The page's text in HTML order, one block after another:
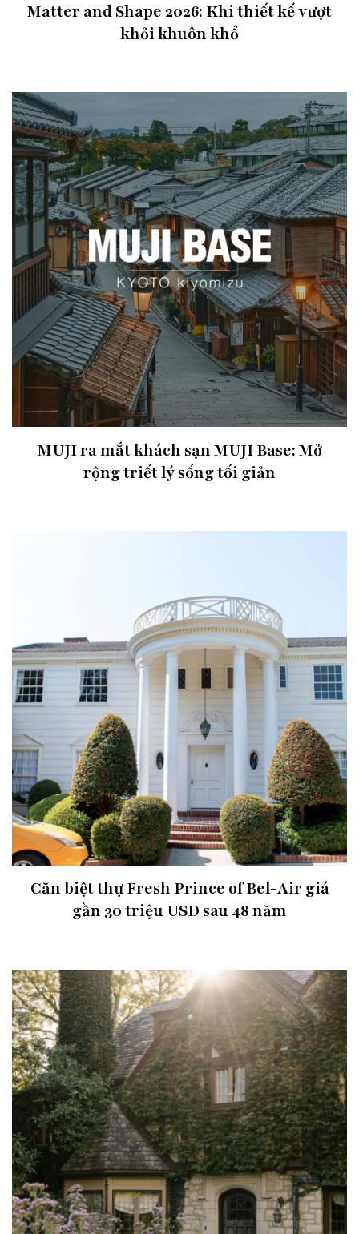
Matter and Shape 2026: Khi thiết kế vượt
khỏi khuôn khổ
MUJI ra mắt khách sạn MUJI Base: Mở
rộng triết lý sống tối giản
Căn biệt thự Fresh Prince of Bel-Air giá
gần 30 triệu USD sau 48 năm